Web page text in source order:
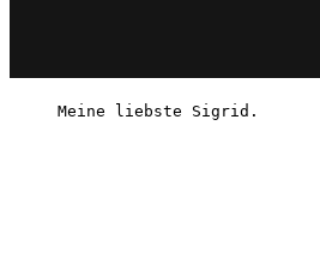
Meine liebste Sigrid.